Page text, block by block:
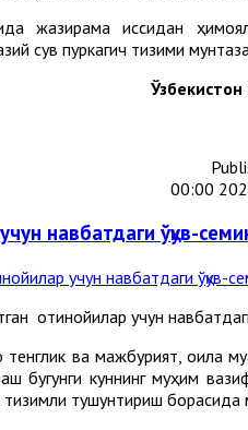
жазирама иссиқдан
сув пуркагич тизими
навбатдаги ўқув-
отинойилар учун навбатдаги
ва мажбурият, оила
бугунги куннинг муҳим
тушунтириш борасида